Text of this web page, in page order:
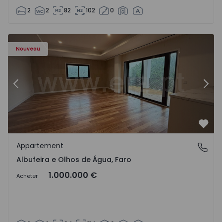
2 2 82 102 0
Nouveau
Précédent
Albufeira e Olhos de Água, Faro
Appartement
Albufeira e Olhos de Água, Faro
Acheter 1.000.000 €